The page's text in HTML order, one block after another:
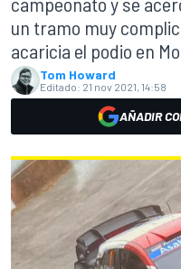
un tramo muy
acaricia el podio en
Tom Howard
Editado: 21 nov 2021, 14:58
AÑADIR